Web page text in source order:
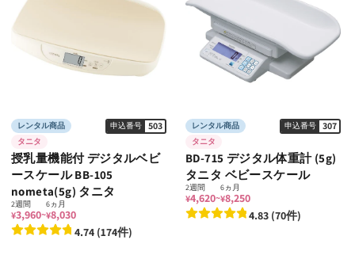
レンタル商品 申込番号 503
タニタ
授乳量機能付 デジタルベビ
ースケール BB-105
nometa(5g) タニタ
2週間
¥3,960~
6ヵ月
¥8,030
4.74 (174件)
レンタル商品 申込番号 307
タニタ
BD-715 デジタル体重計 (5g)
タニタ ベビースケール
2週間
¥4,620~
6ヵ月
¥8,250
4.83 (70件)